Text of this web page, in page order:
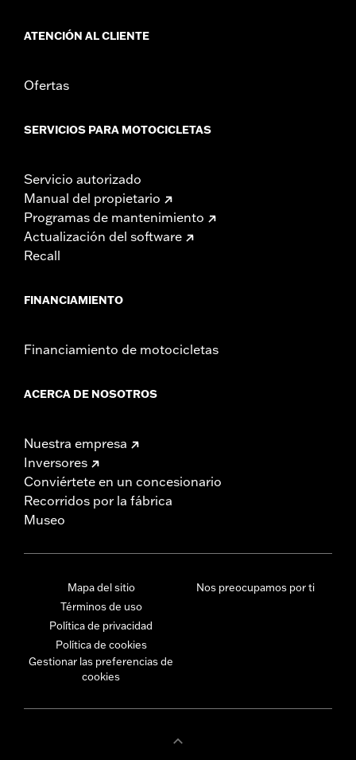
ATENCIÓN AL CLIENTE
Ofertas
SERVICIOS PARA MOTOCICLETAS
Servicio autorizado
Manual del propietario
Programas de mantenimiento
Actualización del software
Recall
FINANCIAMIENTO
Financiamiento de motocicletas
ACERCA DE NOSOTROS
Nuestra empresa
Inversores
Conviértete en un concesionario
Recorridos por la fábrica
Museo
Mapa del sitio
Términos de uso
Política de privacidad
Política de cookies
Gestionar las preferencias de
cookies
Nos preocupamos por ti